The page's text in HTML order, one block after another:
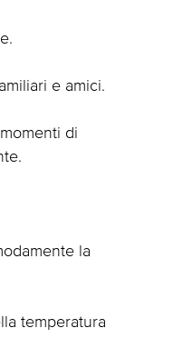
e amici.
di
la
temperatura